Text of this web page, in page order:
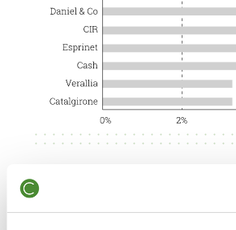
La cartera presenta una razonable
empresas pertenecientes a la